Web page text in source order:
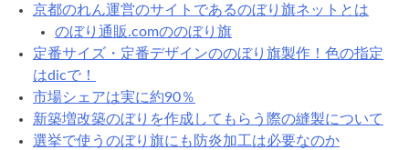
京都のれん運営のサイトであるのぼり旗ネットとは
のぼり通販.comののぼり旗
定番サイズ・定番デザインののぼり旗製作！色の指定
はdicで！
市場シェアは実に約90％
新築増改築のぼりを作成してもらう際の縫製について
選挙で使うのぼり旗にも防炎加工は必要なのか